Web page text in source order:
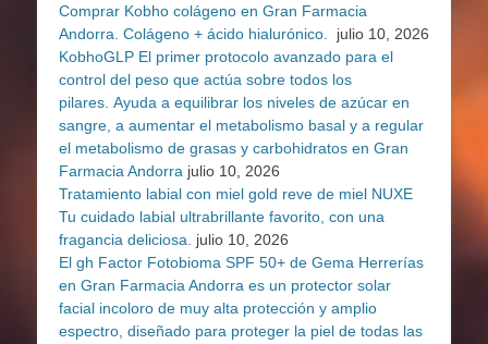
Comprar Kobho colágeno en Gran Farmacia
Andorra. Colágeno + ácido hialurónico.
julio 10, 2026
KobhoGLP El primer protocolo avanzado para el
control del peso que actúa sobre todos los
pilares. Ayuda a equilibrar los niveles de azúcar en
sangre, a aumentar el metabolismo basal y a regular
el metabolismo de grasas y carbohidratos en Gran
Farmacia Andorra julio 10, 2026
Tratamiento labial con miel gold reve de miel NUXE
Tu cuidado labial ultrabrillante favorito, con una
fragancia deliciosa. julio 10, 2026
El gh Factor Fotobioma SPF 50+ de Gema Herrerías
en Gran Farmacia Andorra es un protector solar
facial incoloro de muy alta protección y amplio
espectro, diseñado para proteger la piel de todas las